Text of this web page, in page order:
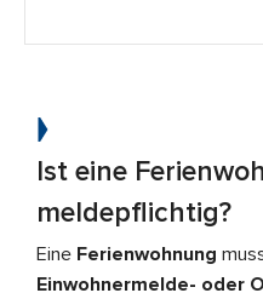
Ist eine
meldepflichtig?
Eine Ferienwohnung
Einwohnermelde- oder